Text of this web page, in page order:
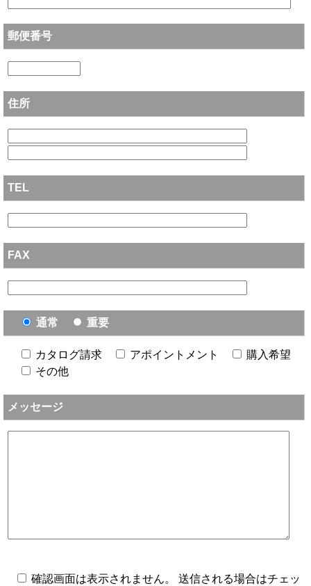
郵便番号
住所
TEL
FAX
通常 重要
カタログ請求 アポイントメント
購入希望
その他
メッセージ
確認画面は表示されません。 送信される場合はチェッ